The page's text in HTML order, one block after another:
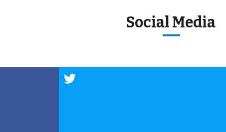
Social Media